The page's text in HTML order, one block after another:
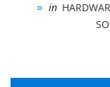
in